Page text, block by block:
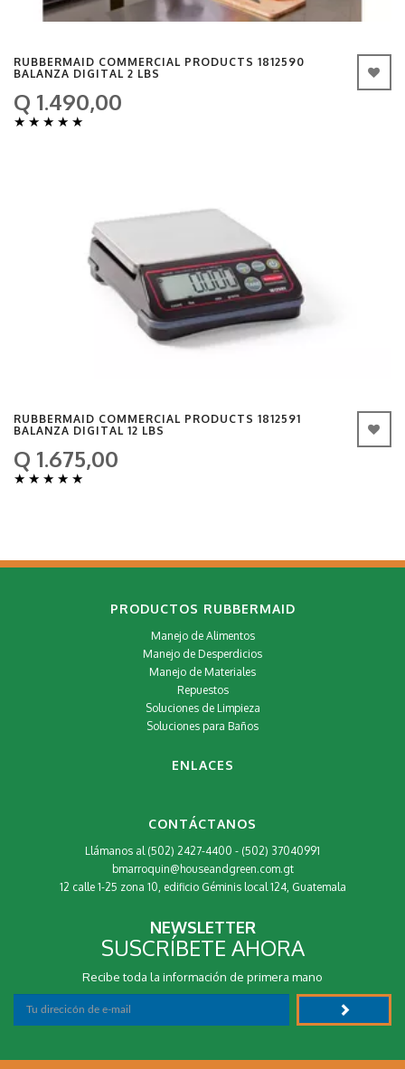
RUBBERMAID COMMERCIAL PRODUCTS 1812590
BALANZA DIGITAL 2 LBS
Q 1.490,00
★ ★ ★ ★ ★
RUBBERMAID COMMERCIAL PRODUCTS 1812591
BALANZA DIGITAL 12 LBS
Q 1.675,00
★ ★ ★ ★ ★
PRODUCTOS RUBBERMAID
Manejo de Alimentos
Manejo de Desperdicios
Manejo de Materiales
Repuestos
Soluciones de Limpieza
Soluciones para Baños
ENLACES
CONTÁCTANOS
Llámanos al (502) 2427-4400 - (502) 37040991
bmarroquin@houseandgreen.com.gt
12 calle 1-25 zona 10, edificio Géminis local 124, Guatemala
NEWSLETTER
SUSCRÍBETE AHORA
Recibe toda la información de primera mano